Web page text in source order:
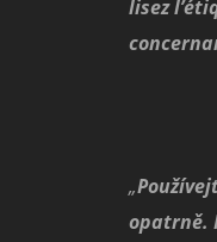
lisez
„
opatrně.